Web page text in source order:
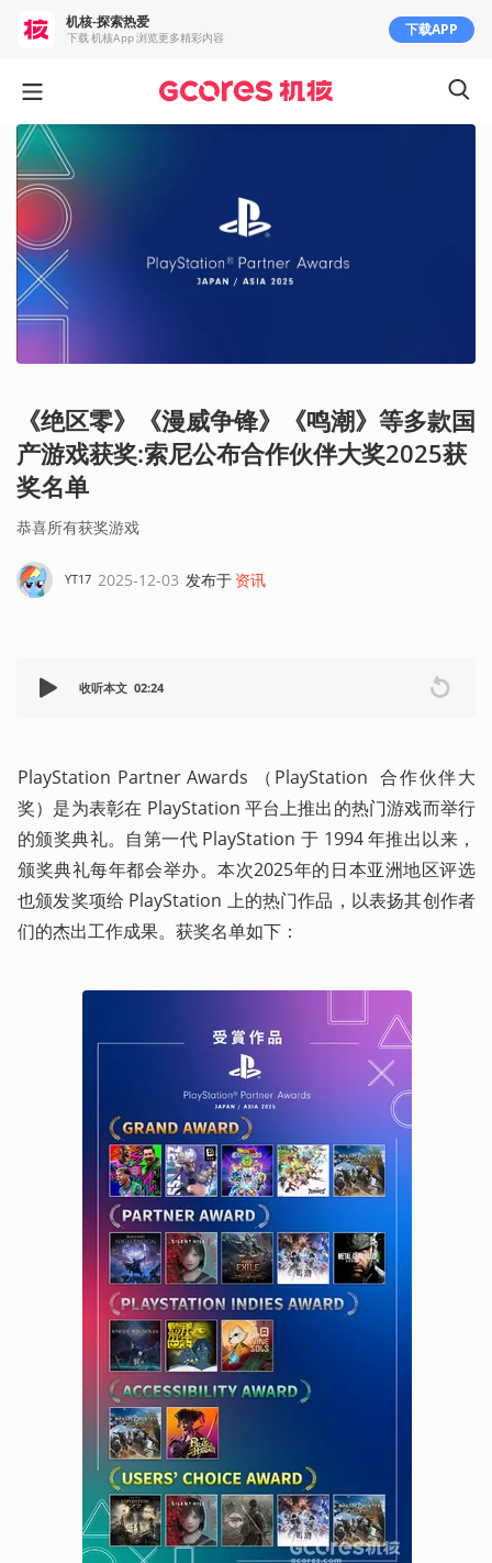
《绝区零》《漫威争锋》《鸣潮》等多款国
产游戏获奖:索尼公布合作伙伴大奖2025获
奖名单
恭喜所有获奖游戏
YT17 2025-12-03 发布于 资讯
收听本文 02:24
PlayStation Partner Awards （PlayStation  合作伙伴大
奖）是为表彰在 PlayStation 平台上推出的热门游戏而举行
的颁奖典礼。自第一代 PlayStation 于 1994 年推出以来，
颁奖典礼每年都会举办。本次2025年的日本亚洲地区评选
也颁发奖项给 PlayStation 上的热门作品，以表扬其创作者
们的杰出工作成果。获奖名单如下：
机核-探索热爱
下载 机核App 浏览更多精彩内容 下载APP